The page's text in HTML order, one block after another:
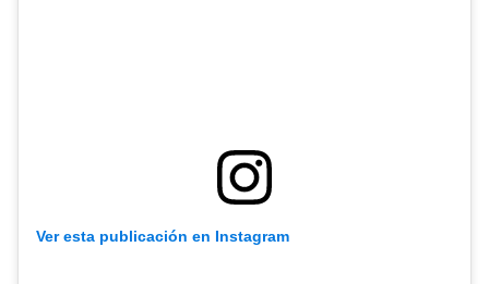
Ver esta publicación en Instagram